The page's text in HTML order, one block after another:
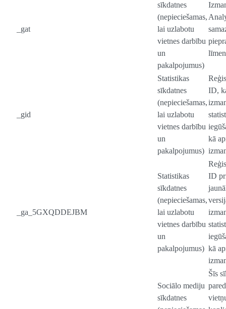
_gat
sīkdatnes
(nepieciešamas,
lai uzlabotu
vietnes darbību
un
pakalpojumus)
_gid
Statistikas
sīkdatnes
(nepieciešamas,
lai uzlabotu
vietnes darbību
un
pakalpojumus)
ID,
kā
_ga_5GXQDDEJBM
Statistikas
sīkdatnes
(nepieciešamas,
lai uzlabotu
vietnes darbību
un
pakalpojumus)
ID
kā
Sociālo mediju
sīkdatnes
Šīs